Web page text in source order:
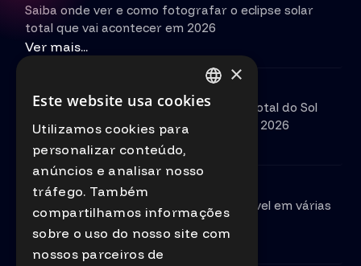
Saiba onde ver e como fotografar o eclipse solar
total que vai acontecer em 2026
Ver mais...
O dia transforma-se em noite: Eclipse total do Sol
poderá ser observado em Portugal em 2026
Ver mais...
24-12-2025
Eclipse solar raro em Portugal será visível em várias
zonas. O próximo só acontece em 2144
Ver mais...
PORTUGUESE
ENGLISH
×
Este website usa cookies
Utilizamos cookies para
personalizar conteúdo,
anúncios e analisar nosso
tráfego. Também
compartilhamos informações
sobre o uso do nosso site com
nossos parceiros de